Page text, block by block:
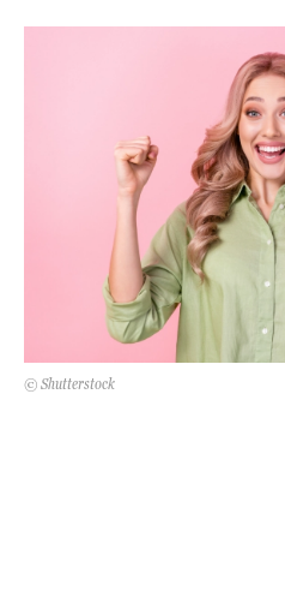
Trendek
SZTÁRHÍREK
BEAUTY AWARDS
© Shutterstock